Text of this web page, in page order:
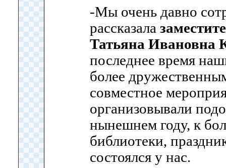
-Мы очень давно
рассказала
Татьяна Ивановна
последнее время
более
совместное
организовывали
нынешнем году, к
библиотеки,
состоялся у нас.